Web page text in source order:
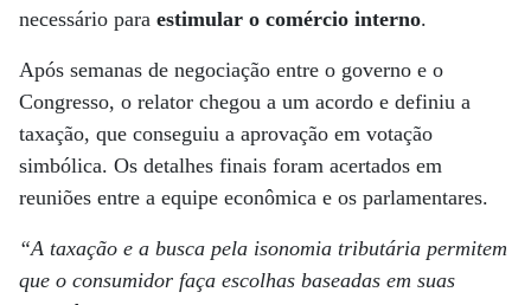
necessário para estimular o comércio interno.
Após semanas de negociação entre o governo e o
Congresso, o relator chegou a um acordo e definiu a
taxação, que conseguiu a aprovação em votação
simbólica. Os detalhes finais foram acertados em
reuniões entre a equipe econômica e os parlamentares.
“A taxação e a busca pela isonomia tributária permitem
que o consumidor faça escolhas baseadas em suas